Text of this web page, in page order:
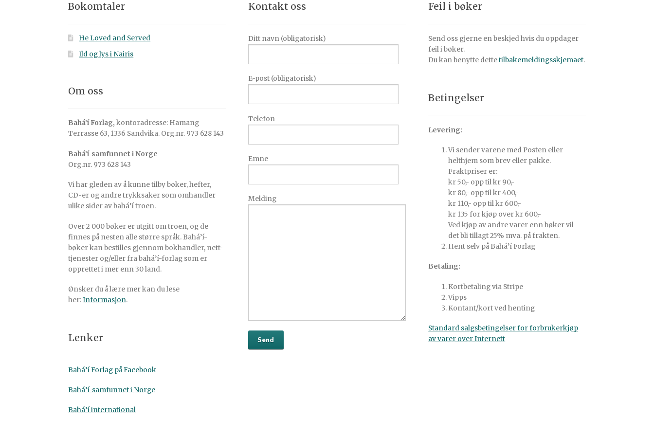
Bokomtaler
He Loved and Served
Ild og lys i Nairis
Om oss
Bahá’í Forlag, kontoradresse: Hamang
Terrasse 63, 1336 Sandvika. Org.nr. 973 628 143
Bahá’í-samfunnet i Norge
Org.nr. 973 628 143
Vi har gleden av å kunne tilby bøker, hefter,
CD-er og andre trykksaker som omhandler
ulike sider av bahá’í troen.
Over 2 000 bøker er utgitt om troen, og de
finnes på nesten alle større språk. Bahá’í-
bøker kan bestilles gjennom bokhandler, nett-
tjenester og/eller fra bahá’í-forlag som er
opprettet i mer enn 30 land.
Ønsker du å lære mer kan du lese
her:Informasjon.
Lenker
Bahá’í Forlag på Facebook
Bahá’í-samfunnet i Norge
Bahá’í international
Kontakt oss
Ditt navn (obligatorisk)
E-post (obligatorisk)
Telefon
Emne
Melding
Feil i bøker
Send oss gjerne en beskjed hvis du oppdager
feil i bøker.
Du kan benytte dettetilbakemeldingsskjemaet.
Betingelser
Levering:
Vi sender varene med Posten eller
helthjem som brev eller pakke.
Fraktpriser er:
kr 50,- opp til kr 90,-
kr 80,- opp til kr 400,-
kr 110,- opp til kr 600,-
kr 135 for kjøp over kr 600,-
Ved kjøp av andre varer enn bøker vil
det bli tillagt 25% mva. på frakten.
Hent selv på Bahá’í Forlag
Betaling:
Kortbetaling via Stripe
Vipps
Kontant/kort ved henting
Standard salgsbetingelser for forbrukerkjøp
av varer over Internett